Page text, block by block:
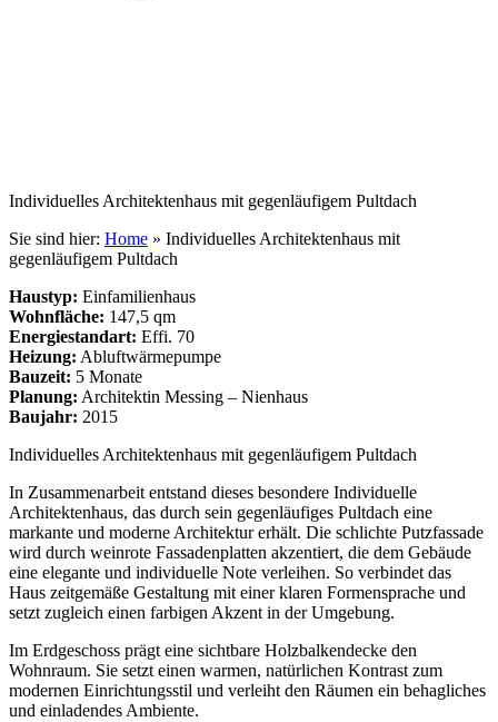
Individuelles Architektenhaus mit gegenläufigem Pultdach
Sie sind hier: Home » Individuelles Architektenhaus mit
gegenläufigem Pultdach
Haustyp: Einfamilienhaus
Wohnfläche: 147,5 qm
Energiestandart: Effi. 70
Heizung: Abluftwärmepumpe
Bauzeit: 5 Monate
Planung: Architektin Messing – Nienhaus
Baujahr: 2015
Individuelles Architektenhaus mit gegenläufigem Pultdach
In Zusammenarbeit entstand dieses besondere Individuelle
Architektenhaus, das durch sein gegenläufiges Pultdach eine
markante und moderne Architektur erhält. Die schlichte Putzfassade
wird durch weinrote Fassadenplatten akzentiert, die dem Gebäude
eine elegante und individuelle Note verleihen. So verbindet das
Haus zeitgemäße Gestaltung mit einer klaren Formensprache und
setzt zugleich einen farbigen Akzent in der Umgebung.
Im Erdgeschoss prägt eine sichtbare Holzbalkendecke den
Wohnraum. Sie setzt einen warmen, natürlichen Kontrast zum
modernen Einrichtungsstil und verleiht den Räumen ein behagliches
und einladendes Ambiente.